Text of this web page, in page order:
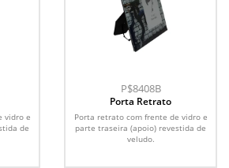
vidro e
de
P$8408B
Porta Retrato
Porta retrato com frente de vidro e
parte traseira (apoio) revestida de
veludo.